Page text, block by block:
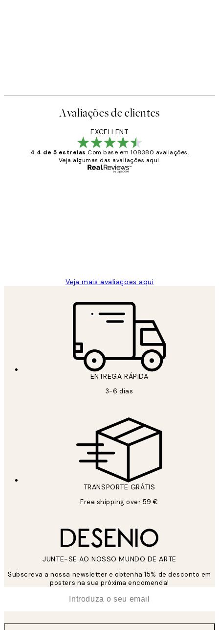
Avaliações de clientes
EXCELLENT
4.4 de 5 estrelas Com base em 108380 avaliações.
Veja algumas das avaliações aqui.
Veja mais avaliações aqui
ENTREGA RÁPIDA
3-6 dias
TRANSPORTE GRÁTIS
Free shipping over 59 €
JUNTE-SE AO NOSSO MUNDO DE ARTE
Subscreva a nossa newsletter e obtenha 15% de desconto em
posters na sua próxima encomenda!